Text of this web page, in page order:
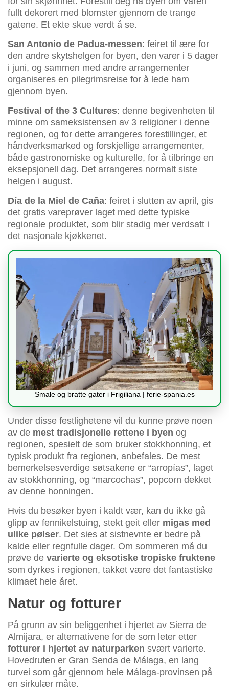
fullt dekorert med blomster gjennom de trange
gatene. Et ekte skue verdt å se.
San Antonio de Padua-messen: feiret til ære for
den andre skytshelgen for byen, den varer i 5 dager
i juni, og sammen med andre arrangementer
organiseres en pilegrimsreise for å lede ham
gjennom byen.
Festival of the 3 Cultures: denne begivenheten til
minne om sameksistensen av 3 religioner i denne
regionen, og for dette arrangeres forestillinger, et
håndverksmarked og forskjellige arrangementer,
både gastronomiske og kulturelle, for å tilbringe en
eksepsjonell dag. Det arrangeres normalt siste
helgen i august.
Día de la Miel de Caña: feiret i slutten av april, gis
det gratis vareprøver laget med dette typiske
regionale produktet, som blir stadig mer verdsatt i
det nasjonale kjøkkenet.
Smale og bratte gater i Frigiliana | ferie-spania.es
Under disse festlighetene vil du kunne prøve noen
av de mest tradisjonelle rettene i byen og
regionen, spesielt de som bruker stokkhonning, et
typisk produkt fra regionen, anbefales. De mest
bemerkelsesverdige søtsakene er “arropías”, laget
av stokkhonning, og “marcochas”, popcorn dekket
av denne honningen.
Hvis du besøker byen i kaldt vær, kan du ikke gå
glipp av fennikelstuing, stekt geit eller migas med
ulike pølser. Det sies at sistnevnte er bedre på
kalde eller regnfulle dager. Om sommeren må du
prøve de varierte og eksotiske tropiske fruktene
som dyrkes i regionen, takket være det fantastiske
klimaet hele året.
Natur og fotturer
På grunn av sin beliggenhet i hjertet av Sierra de
Almijara, er alternativene for de som leter etter
fotturer i hjertet av naturparken svært varierte.
Hovedruten er Gran Senda de Málaga, en lang
turvei som går gjennom hele Málaga-provinsen på
en sirkulær måte.